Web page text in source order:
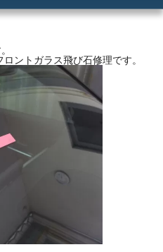
の流れ
格ントガラス飛び石修理です。